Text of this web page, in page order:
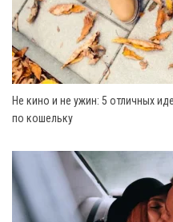
Не кино и не ужин: 5 отличных
по кошельку